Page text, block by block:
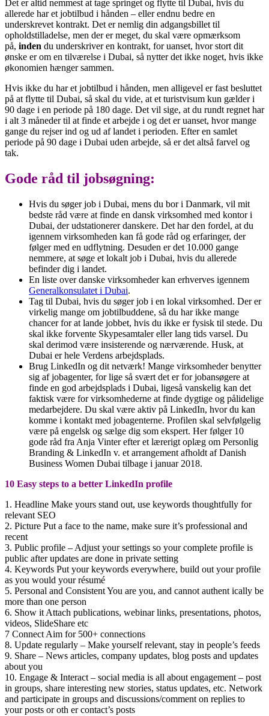
Det er altid nemmest at tage springet og flytte til Dubai, hvis du
allerede har et jobtilbud i hånden – eller endnu bedre en
underskrevet kontrakt. Det er nemlig din adgangsbillet til
opholdstilladelse, men der er meget, du skal være opmærksom
på, inden du underskriver en kontrakt, for uanset, hvor stort dit
ønske er om en tilværelse i Dubai, så nytter det ikke noget, hvis ikke
økonomien hænger sammen.
Hvis ikke du har et jobtilbud i hånden, men alligevel er fast besluttet
på at flytte til Dubai, så skal du vide, at et turistvisum kun gælder i
90 dage i en periode på 180 dage. Det vil sige, at du rundt regnet har
i alt 3 måneder til at finde et arbejde i og det er uanset, hvor mange
gange du rejser ind og ud af landet i perioden. Efter en samlet
periode på 90 dage i Dubai uden arbejde, så er det altså farvel og
tak.
Gode råd til jobsøgning:
Hvis du søger job i Dubai, mens du bor i Danmark, vil mit
bedste råd være at finde en dansk virksomhed med kontor i
Dubai, der udstationerer danskere. Det har den fordel, at du
igennem virksomheden kan få gode råd og erfaringer, der
følger med en udflytning. Desuden er det 10.000 gange
nemmere, at søge et lokalt job i Dubai, hvis du allerede
befinder dig i landet.
En liste over danske virksomheder kan erhverves igennem
Generalkonsulatet i Dubai.
Tag til Dubai, hvis du søger job i en lokal virksomhed. Der er
virkelig mange om jobtilbuddene, så du har ikke mange
chancer for at lande jobbet, hvis du ikke er fysisk til stede. Du
skal ikke forvente Skypesamtaler eller lang tids varsel. Du
skal derimod være insisterende og nærværende. Husk, at
Dubai er hele Verdens arbejdsplads.
Brug LinkedIn og dit netværk! Mange virksomheder benytter
sig af jobagenter, for lige så svært det er for jobansøgere at
finde en god arbejdsplads i Dubai, ligeså vanskelig kan det
faktisk være for virksomhederne at finde dygtige og pålidelige
medarbejdere. Du skal være aktiv på LinkedIn, hvor du kan
komme i kontakt med jobagenterne. Profilen skal selvfølgelig
være på engelsk og sælge dig som ekspert. Her følger 10
gode råd fra Anja Vinter efter et lærerigt oplæg om Personlig
Branding & LinkedIn v. et arrangement afholdt af Danish
Business Women Dubai tilbage i januar 2018.
10 Easy steps to a better LinkedIn profile
1. Headline Make yours stand out, use keywords thoughtfully for
relevant SEO
2. Picture Put a face to the name, make sure it’s professional and
recent
3. Public profile – Adjust your settings so your complete profile is
public after updates are done in private setting
4. Keywords Put your keywords everywhere, build out your profile
as you would your résumé
5. Personal and Consistent You are you, and cannot authent ically be
more than one person
6. Show it Attach publications, webinar links, presentations, photos,
videos, SlideShare etc
7 Connect Aim for 500+ connections
8. Update regularly – Make yourself relevant, stay in people’s feeds
9. Share – News articles, company updates, blog posts and updates
about you
10. Engage & Interact – social media is all about engagement – post
in groups, share interesting new stories, status updates, etc. Network
and participate in groups and discussions/comment on replies to
your posts or oth er contact’s posts